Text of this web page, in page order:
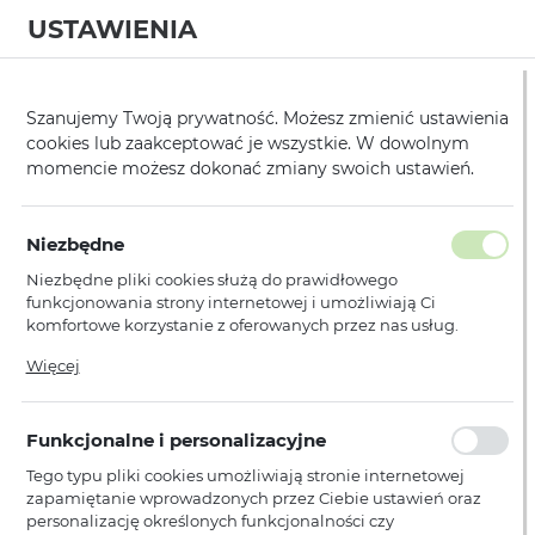
Strona główna / Modele Huawei Y6 2019
KATEGORIE SORTUJ
Y6 2019
PŁATNOŚCI I DOSTAWA
USTAWIENIA
Szanujemy Twoją prywatność. Możesz zmienić ustawienia
cookies lub zaakceptować je wszystkie. W dowolnym
momencie możesz dokonać zmiany swoich ustawień.
Niezbędne
Niezbędne pliki cookies służą do prawidłowego
funkcjonowania strony internetowej i umożliwiają Ci
komfortowe korzystanie z oferowanych przez nas usług.
działania w celu m.in. dostosowania Twoich ustawień
preferencji prywatności, logowania czy wypełniania
formularzy. Dzięki plikom cookies strona, z której korzystasz,
może działać bez zakłóceń.
Więcej
Funkcjonalne i personalizacyjne
Tego typu pliki cookies umożliwiają stronie internetowej
zapamiętanie wprowadzonych przez Ciebie ustawień oraz
personalizację określonych funkcjonalności czy